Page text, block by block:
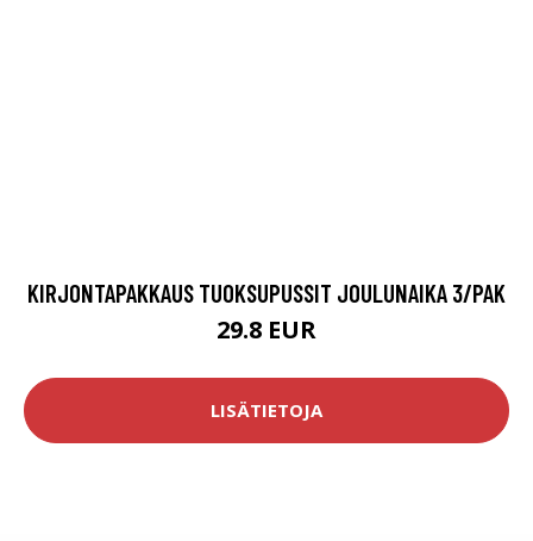
KIRJONTAPAKKAUS TUOKSUPUSSIT JOULUNAIKA 3/PAK
29.8 EUR
LISÄTIETOJA